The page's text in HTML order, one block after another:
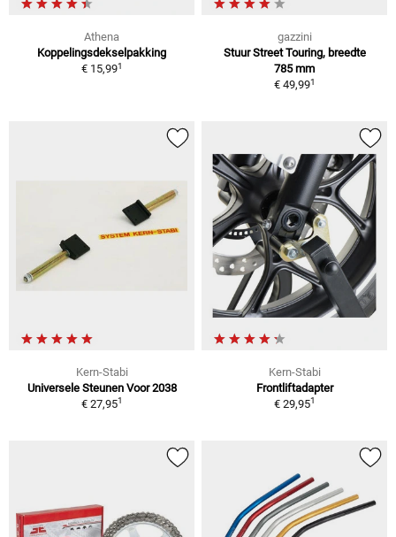
Athena
Koppelingsdekselpakking
€ 15,991
gazzini
Stuur Street Touring, breedte
785 mm
€ 49,991
Kern-Stabi
Universele Steunen Voor 2038
€ 27,951
Kern-Stabi
Frontliftadapter
€ 29,951